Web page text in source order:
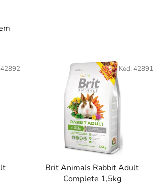
42892
Brit Animals Rabbit Adult
Complete 1,5kg
Kód: 42891